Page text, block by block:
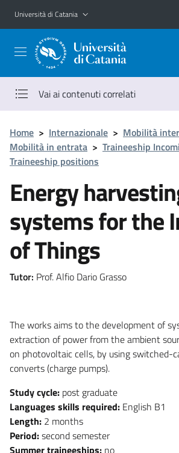
Vai al contenuto principale
Vai al menu di navigazione
Università di Catania
Vai ai contenuti correlati
Home > Internazionale > Mobilità
Mobilità in entrata > Traineeship
Traineeship positions
Energy
systems for the
of Things
Tutor: Prof. Alfio Dario Grasso
The works aims to the development of
extraction of power from the ambient
on photovoltaic cells, by using switched-
converts (charge pumps).
Study cycle: post graduate
Languages skills required: English B1
Length: 2 months
Period:second semester
Summer traineeships: no